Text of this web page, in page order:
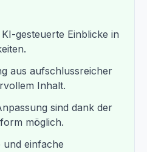
gesteuerte Einblicke in
aus aufschlussreicher
Inhalt.
sind dank der
möglich.
und einfache